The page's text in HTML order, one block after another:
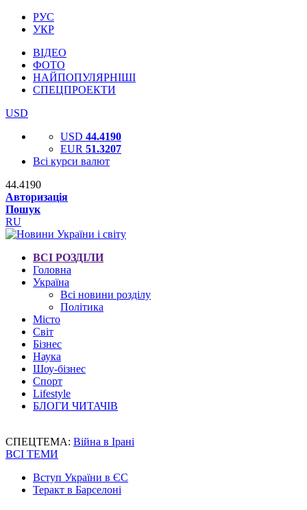
РУС
УКР
ВІДЕО
ФОТО
НАЙПОПУЛЯРНІШІ
СПЕЦПРОЕКТИ
USD
USD 44.4190
EUR 51.3207
Всі курси валют
44.4190
Авторизація
Пошук
RU
ВСІ РОЗДІЛИ
Головна
Україна
Всі новини розділу
Політика
Місто
Світ
Бізнес
Наука
Шоу-бізнес
Спорт
Lifestyle
БЛОГИ ЧИТАЧІВ
СПЕЦТЕМА: Війна в Ірані
ВСІ ТЕМИ
Вступ України в ЄС
Теракт в Барселоні